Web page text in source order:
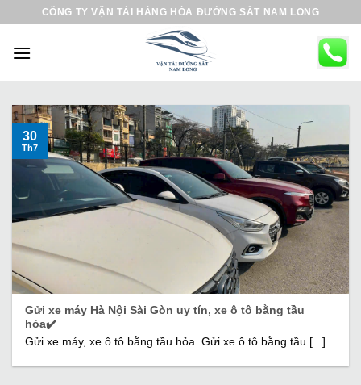
CÔNG TY VẬN TẢI HÀNG HÓA ĐƯỜNG SẮT NAM LONG
Gửi xe máy Hà Nội Sài Gòn uy tín, xe ô tô bằng tầu
hỏa✔️
Gửi xe máy, xe ô tô bằng tầu hỏa. Gửi xe ô tô bằng tầu [...]
30
Th7